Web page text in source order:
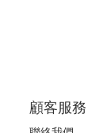
顧客服務